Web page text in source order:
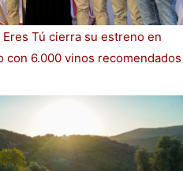
Eres Tú cierra su estreno en
con 6.000 vinos recomendados